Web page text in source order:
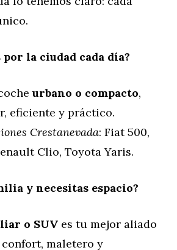
por la ciudad cada día?
urbano o compacto,
eficiente y práctico.
Crestanevada: Fiat 500,
Clio, Toyota Yaris.
y necesitas espacio?
o SUV es tu mejor aliado
maletero y